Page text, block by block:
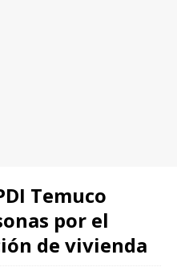
Temuco
por el
de vivienda